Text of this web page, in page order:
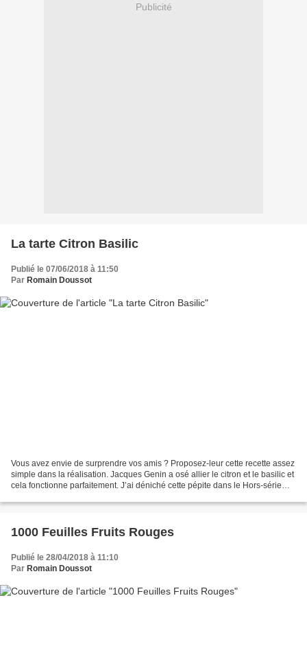
Publicité
La tarte Citron Basilic
Publié le 07/06/2018 à 11:50
Par Romain Doussot
Vous avez envie de surprendre vos amis ? Proposez-leur cette recette assez
simple dans la réalisation. Jacques Genin a osé allier le citron et le basilic et
cela fonctionne parfaitement. J’ai déniché cette pépite dans le Hors-série
1000 Feuilles Fruits Rouges
Publié le 28/04/2018 à 11:10
Par Romain Doussot